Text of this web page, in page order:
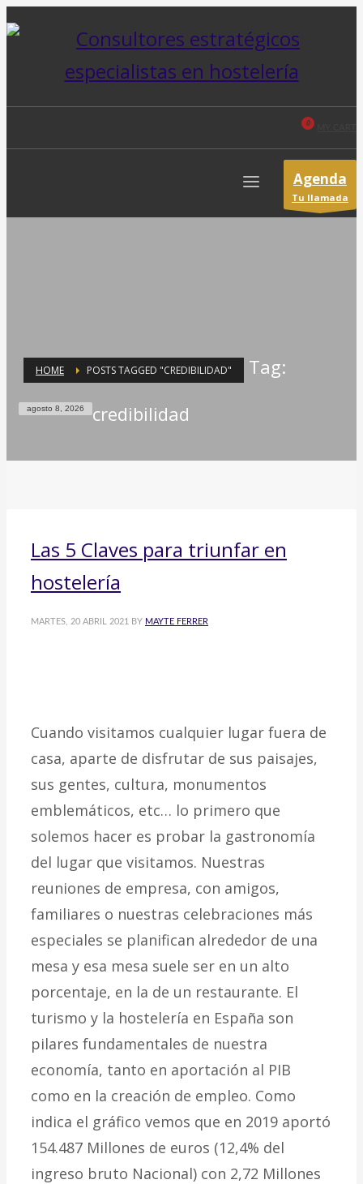
Agenda
Tu llamada
HOME POSTS TAGGED "CREDIBILIDAD"
agosto 8, 2026
Tag:
credibilidad
Las 5 Claves para triunfar en
hostelería
MARTES, 20 ABRIL 2021 BY MAYTE FERRER
Cuando visitamos cualquier lugar fuera de
casa, aparte de disfrutar de sus paisajes,
sus gentes, cultura, monumentos
emblemáticos, etc… lo primero que
solemos hacer es probar la gastronomía
del lugar que visitamos. Nuestras
reuniones de empresa, con amigos,
familiares o nuestras celebraciones más
especiales se planifican alrededor de una
mesa y esa mesa suele ser en un alto
porcentaje, en la de un restaurante. El
turismo y la hostelería en España son
pilares fundamentales de nuestra
economía, tanto en aportación al PIB
como en la creación de empleo. Como
indica el gráfico vemos que en 2019 aportó
154.487 Millones de euros (12,4% del
ingreso bruto Nacional) con 2,72 Millones